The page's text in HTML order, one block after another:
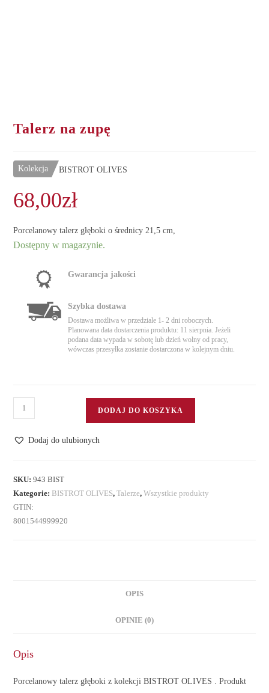
Talerz na zupę
Kolekcja BISTROT OLIVES
68,00zł
Porcelanowy talerz głęboki o średnicy 21,5 cm,
Dostępny w magazynie.
Gwarancja jakości
Szybka dostawa
Dostawa możliwa w przedziale 1- 2 dni roboczych.
Planowana data dostarczenia produktu: 11 sierpnia. Jeżeli
podana data wypada w sobotę lub dzień wolny od pracy,
wówczas przesyłka zostanie dostarczona w kolejnym dniu.
ilość
Talerz
na
DODAJ DO KOSZYKA
Dodaj do ulubionych
SKU:943 BIST
Kategorie: BISTROT OLIVES,Talerze,Wszystkie produkty
GTIN:
8001544999920
OPIS
OPINIE (0)
Opis
Porcelanowy talerz głęboki z kolekcji BISTROT OLIVES . Produkt